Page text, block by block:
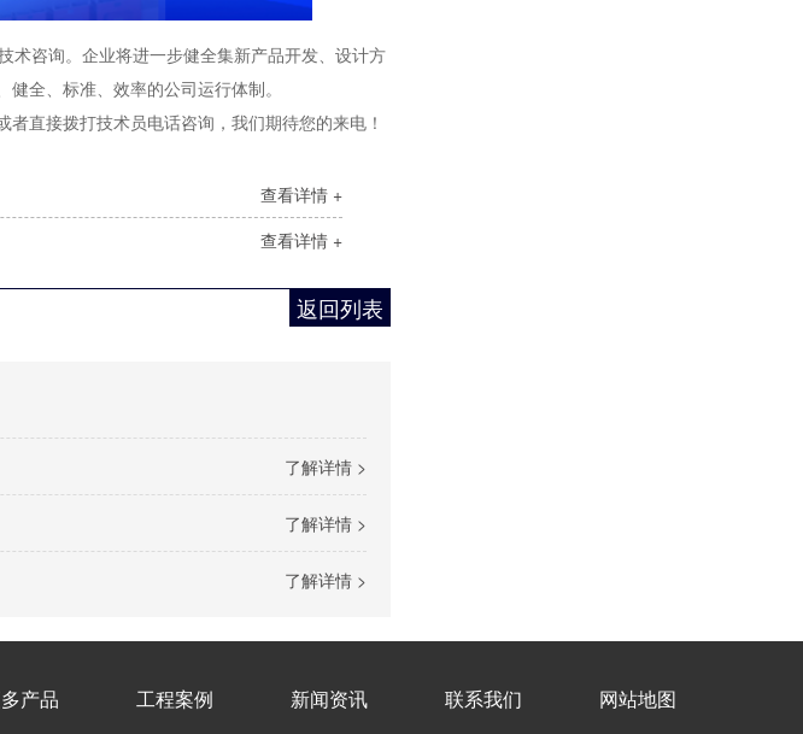
术咨询。企业将进一步健全集新产品开发、设计方
全、标准、效率的公司运行体制。
直接拨打技术员电话咨询，我们期待您的来电！
查看详情 +
查看详情 +
返回列表
了解详情 >
了解详情 >
了解详情 >
产品 工程案例 新闻资讯 联系我们 网站地图